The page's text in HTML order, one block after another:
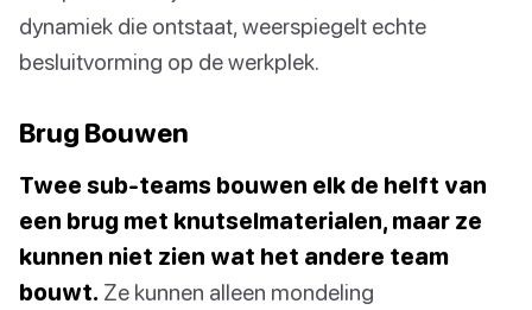
dynamiek die ontstaat, weerspiegelt echte
besluitvorming op de werkplek.
Brug Bouwen
Twee sub-teams bouwen elk de helft van
een brug met knutselmaterialen, maar ze
kunnen niet zien wat het andere team
bouwt. Ze kunnen alleen mondeling